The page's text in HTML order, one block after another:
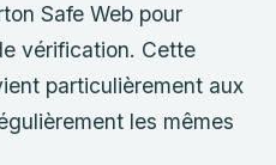
Safe Web pour
vérification. Cette
particulièrement aux
les mêmes